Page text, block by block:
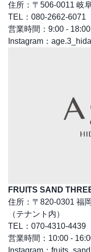
住所：〒506-0011 岐
TEL：080-2662-6071
営業時間：9:00 - 18:00
Instagram：
FRUITS SAND
住所：〒820-0301 福
（テナント内）
TEL：070-4310-4439
営業時間：10:00 -
Instagram：